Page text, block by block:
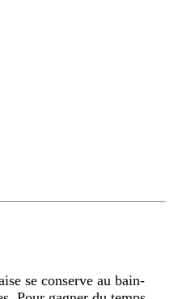
se conserve au bain-